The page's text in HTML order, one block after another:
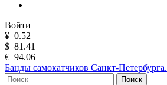
Войти
¥ 0.52
$ 81.41
€ 94.06
Банды самокатчиков Санкт-Петербурга.
Поиск